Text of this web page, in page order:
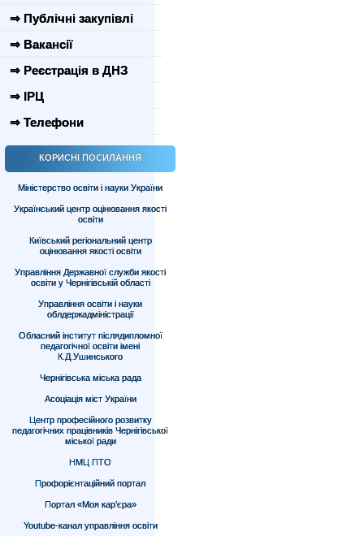
⇒ Публічні закупівлі
⇒ Вакансії
⇒ Реєстрація в ДНЗ
⇒ ІРЦ
⇒ Телефони
КОРИСНІ ПОСИЛАННЯ
Міністерство освіти і науки України
Український центр оцінювання якості
освіти
Київський регіональний центр
оцінювання якості освіти
Управління Державної служби якості
освіти у Чернігівській області
Управління освіти і науки
облдержадміністрації
Обласний інститут післядипломної
педагогічної освіти імені
К.Д.Ушинського
Чернігівська міська рада
Асоціація міст України
Центр професійного розвитку
педагогічних працівників Чернігівської
міської ради
НМЦ ПТО
Профорієнтаційний портал
Портал «Моя кар’єра»
Youtube-канал управління освіти